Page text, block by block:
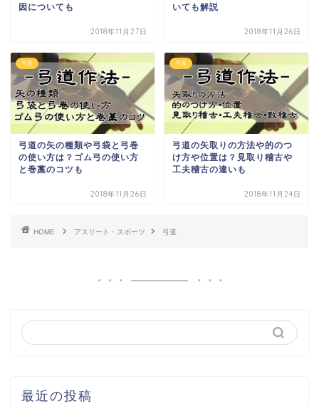
因についても
2018年11月27日
いても解説
2018年11月26日
弓道
弓道の矢の種類や弓袋と弓巻
の使い方は？ゴム弓の使い方
と巻藁のコツも
2018年11月26日
弓道
弓道の矢取りの方法や的のつ
け方や位置は？見取り稽古や
工夫稽古の違いも
2018年11月24日
HOME アスリート・スポーツ 弓道
最近の投稿